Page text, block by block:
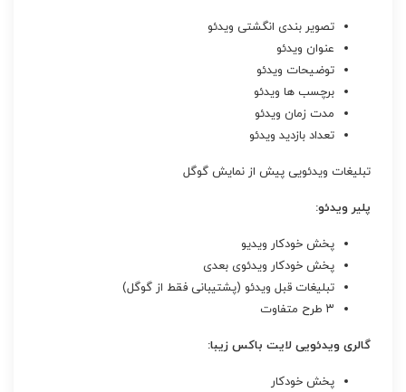
تصویر بندی انگشتی ویدئو
عنوان ویدئو
توضیحات ویدئو
برچسب ها ویدئو
مدت زمان ویدئو
تعداد بازدید ویدئو
تبلیغات ویدئویی پیش از نمایش گوگل
پلیر ویدئو:
پخش خودکار ویدیو
پخش خودکار ویدئوی بعدی
تبلیغات قبل ویدئو (پشتیبانی فقط از گوگل)
۳ طرح متفاوت
گالری ویدئویی لایت باکس زیبا:
پخش خودکار